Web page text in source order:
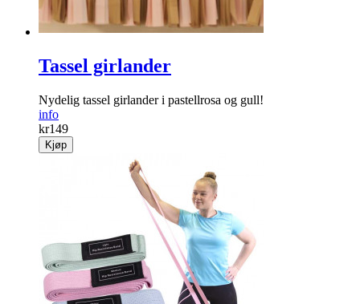
Tassel girlander
Nydelig tassel girlander i pastellrosa og gull!
info
kr149
Kjøp